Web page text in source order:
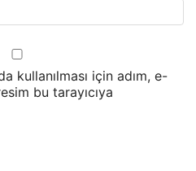
kullanılması için adım, e-
bu tarayıcıya